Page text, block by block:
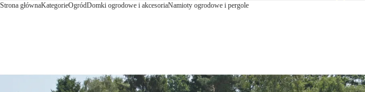
Strona głównaKategorieOgródDomki ogrodowe i akcesoriaNamioty ogrodowe i pergole